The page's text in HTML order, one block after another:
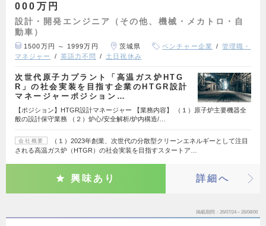
000万円
設計・開発エンジニア（その他、機械・メカトロ・自
動車）
1500万円 ～ 1999万円 茨城県 ベンチャー企業
管理職・
マネジャー
英語力不問 土日祝休み
次世代原子力プラント「高温ガス炉HTG
R」の社会実装を目指す企業のHTGR設計
マネージャーポジション…
【ポジション】HTGR設計マネージャー 【業務内容】 （１）原子炉主要機器全
般の設計保守業務 （２）炉心/安全解析/炉内構造/…
会社概要
（１）2023年創業、次世代の分散型クリーンエネルギーとして注目
される高温ガス炉（HTGR）の社会実装を目指すスタートア…
興味あり 詳細へ
掲載期間 26/07/24～26/08/06